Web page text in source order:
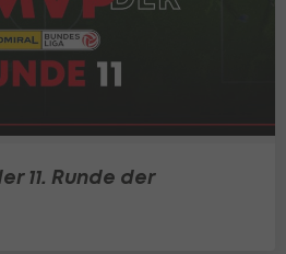
11. Runde der